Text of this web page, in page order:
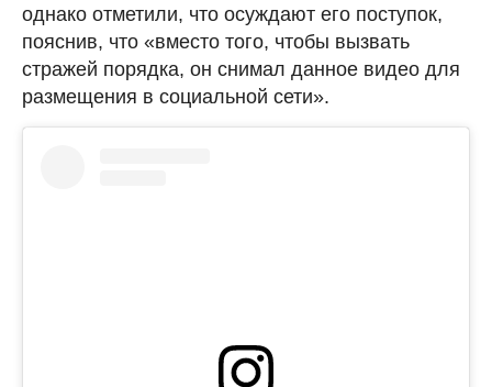
однако отметили, что осуждают его поступок,
пояснив, что «вместо того, чтобы вызвать
стражей порядка, он снимал данное видео для
размещения в социальной сети».